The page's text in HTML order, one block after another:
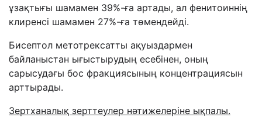
ұзақтығы шамамен 39%-ға артады, ал фенитоиннің
клиренсі шамамен 27%-ға төмендейді.
Бисептол метотрексатты ақуыздармен
байланыстан ығыстырудың есебінен, оның
сарысудағы бос фракциясының концентрациясын
арттырады.
Зертханалық зерттеулер нәтижелеріне ықпалы.